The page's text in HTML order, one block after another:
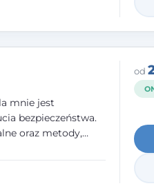
pracy na
mnie jest
bezpieczeństwa.
oraz metody,
Te polegają na
do
identyfikowanie i
od